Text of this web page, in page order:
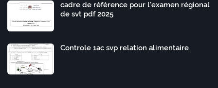
cadre de référence pour l'examen régional
de svt pdf 2025
Controle 1ac svp relation alimentaire